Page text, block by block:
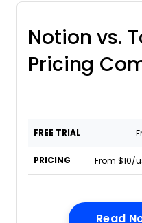
Notion vs.
Pricing
FREE TRIAL
PRICING From $10/
Read